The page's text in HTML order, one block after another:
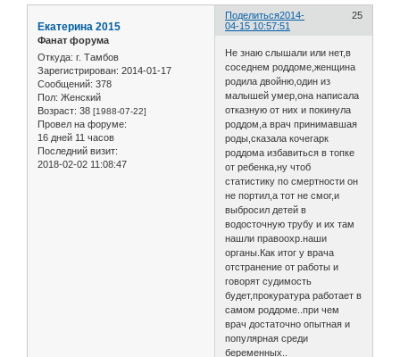
Поделиться 25
2014-
04-15 10:57:51
Екатерина 2015
Фанат форума
Откуда: г. Тамбов
Зарегистрирован: 2014-01-17
Сообщений: 378
Пол: Женский
Возраст: 38 [1988-07-22]
Провел на форуме:
16 дней 11 часов
Последний визит:
2018-02-02 11:08:47
Не знаю слышали или нет,в
соседнем роддоме,женщина
родила двойню,один из
малышей умер,она написала
отказную от них и покинула
роддом,а врач принимавшая
роды,сказала кочегарк
роддома избавиться в топке
от ребенка,ну чтоб
статистику по смертности он
не портил,а тот не смог,и
выбросил детей в
водосточную трубу и их там
нашли правоохр.наши
органы.Как итог у врача
отстранение от работы и
говорят судимость
будет,прокуратура работает в
самом роддоме..при чем
врач достаточно опытная и
популярная среди
беременных..